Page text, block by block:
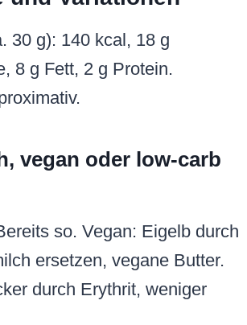
30 g): 140 kcal, 18 g
8 g Fett, 2 g Protein.
vegan oder low-carb
so. Vegan: Eigelb durch
ersetzen, vegane Butter.
durch Erythrit, weniger